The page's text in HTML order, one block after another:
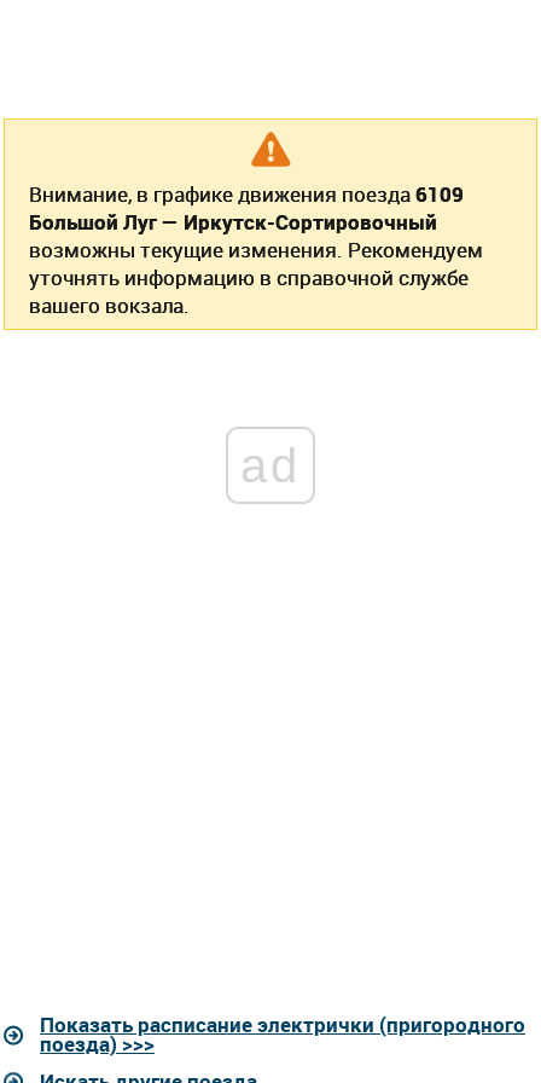
Внимание, в графике движения поезда6109
Большой Луг — Иркутск-Сортировочный
возможны текущие изменения. Рекомендуем
уточнять информацию в справочной службе
вашего вокзала.
ad
Показать расписание электрички (пригородного
поезда) >>>